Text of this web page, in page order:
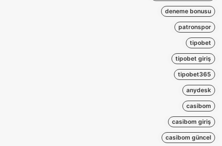
deneme bonusu
patronspor
tipobet
tipobet giriş
tipobet365
anydesk
casibom
casibom giriş
casibom güncel